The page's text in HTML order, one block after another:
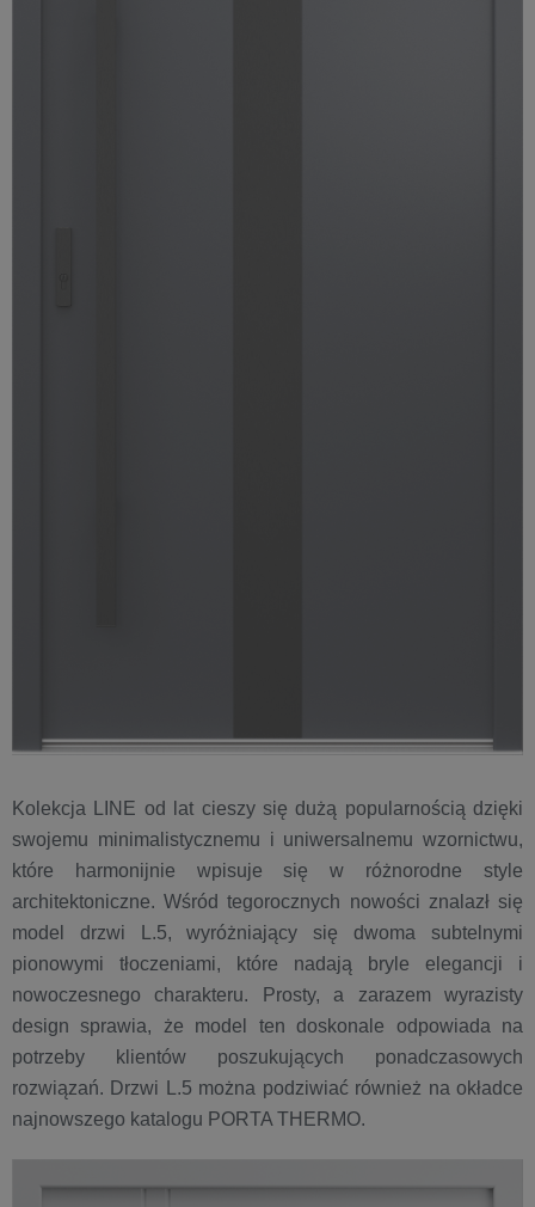
Kolekcja LINE od lat cieszy się dużą popularnością dzięki
swojemu minimalistycznemu i uniwersalnemu wzornictwu,
które harmonijnie wpisuje się w różnorodne style
architektoniczne. Wśród tegorocznych nowości znalazł się
model drzwi L.5, wyróżniający się dwoma subtelnymi
pionowymi tłoczeniami, które nadają bryle elegancji i
nowoczesnego charakteru. Prosty, a zarazem wyrazisty
design sprawia, że model ten doskonale odpowiada na
potrzeby klientów poszukujących ponadczasowych
rozwiązań. Drzwi L.5 można podziwiać również na okładce
najnowszego katalogu PORTA THERMO.